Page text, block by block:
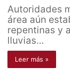
Autoridades
área aún
repentinas y
lluvias…
Leer más »